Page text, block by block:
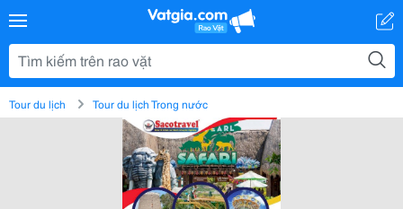
Tour du lịch Tour du lịch Trong nước